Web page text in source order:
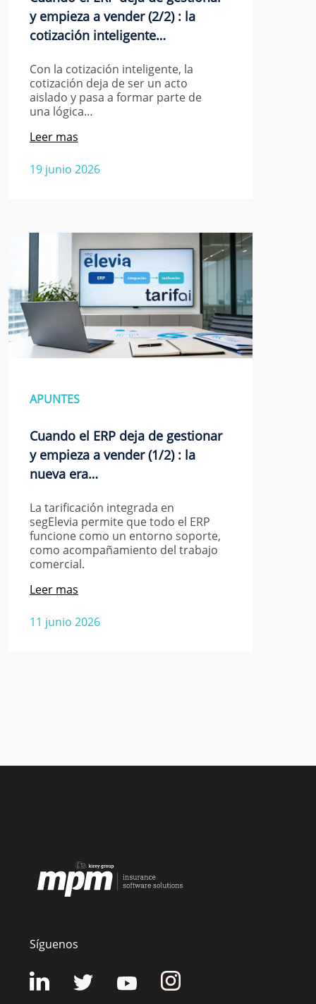
y empieza a vender (2/2) : la
cotización inteligente…
Con la cotización inteligente, la
cotización deja de ser un acto
aislado y pasa a formar parte de
una lógica…
19 junio 2026
Leer mas
APUNTES
Cuando el ERP deja de gestionar
y empieza a vender (1/2) : la
nueva era…
La tarificación integrada en
segElevia permite que todo el ERP
funcione como un entorno soporte,
como acompañamiento del trabajo
comercial.
11 junio 2026
Leer mas
Síguenos